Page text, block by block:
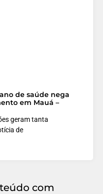
de saúde nega
em Mauá –
geram tanta
de
com